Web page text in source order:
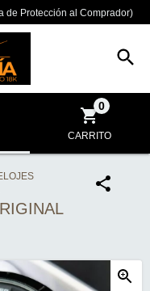
de Protección al Comprador)
CARRITO
0